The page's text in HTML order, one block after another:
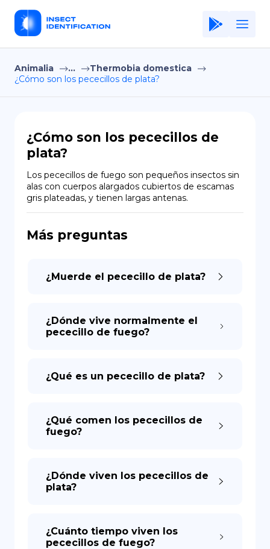
Home
Application
Terms of Use
Privacy Policy
ES
Copiright © Niro ID
Animalia ...
Thermobia domestica
¿Cómo son los pececillos de plata?
¿Cómo son los pececillos de
plata?
Los pececillos de fuego son pequeños insectos sin
alas con cuerpos alargados cubiertos de escamas
gris plateadas, y tienen largas antenas.
Más preguntas
¿Muerde el pececillo de plata?
¿Dónde vive normalmente el
pececillo de fuego?
¿Qué es un pececillo de plata?
¿Qué comen los pececillos de
fuego?
¿Dónde viven los pececillos de
plata?
¿Cuánto tiempo viven los
pececillos de fuego?